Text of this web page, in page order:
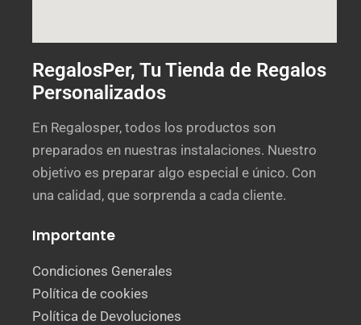
RegalosPer, Tu Tienda de Regalos
Personalizados
En Regalosper, todos los productos son
preparados en nuestras instalaciones. Nuestro
objetivo es preparar algo especial e único. Con
una calidad, que sorprenda a cada cliente.
Importante
Condiciones Generales
Política de cookies
Política de Devoluciones